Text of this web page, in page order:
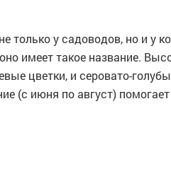
только у садоводов, но и у
имеет такое название.
цветки, и серовато-
(с июня по август)